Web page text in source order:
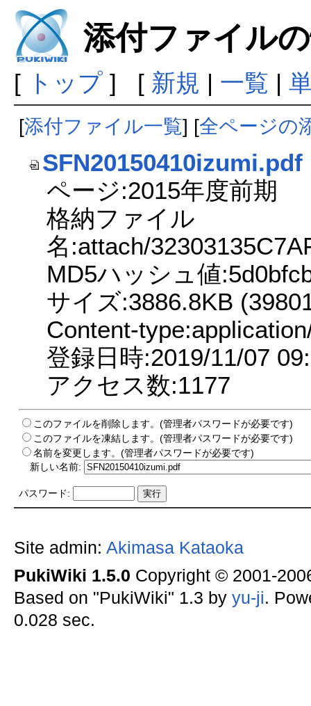
添付ファイル
[ トップ] [ 新規 | 一覧 |
[添付ファイル一覧] [全ページの
SFN20150410izumi.pdf
ページ:2015年度前期
格納ファイル
名:attach/
MD5ハッシュ値
サイズ:3886.8KB
Content-
登録日時:2019/11/07
アクセス数:1177
このファイルを削除します。(管理者パスワードが必要です)
このファイルを凍結します。(管理者パスワードが必要です)
名前を変更します。(管理者パスワードが必要です)
新しい名前:
パスワード:
Site admin: Akimasa Kataoka
PukiWiki 1.5.0 Copyright © 2001-
Based on "PukiWiki" 1.3 by yu-ji.
0.028 sec.